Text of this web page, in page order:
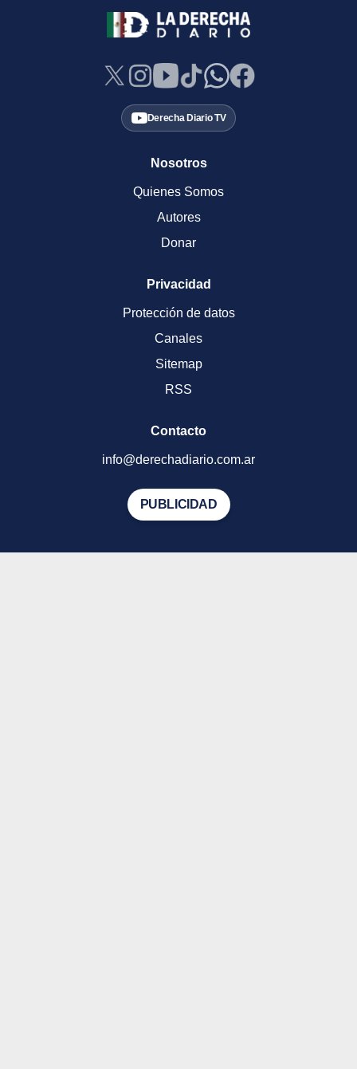
Derecha Diario TV
Nosotros
Quienes Somos
Autores
Donar
Privacidad
Protección de datos
Canales
Sitemap
RSS
Contacto
info@derechadiario.com.ar
PUBLICIDAD